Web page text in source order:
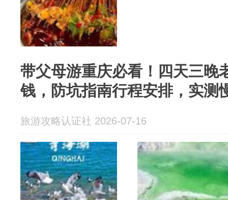
带父母游重庆必看！四天三晚
钱，防坑指南行程安排，实测
旅游攻略认证社 2026-07-16